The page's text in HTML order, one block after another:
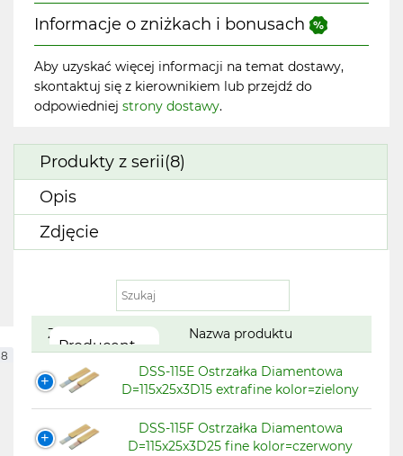
Informacje o zniżkach i bonusach
Aby uzyskać więcej informacji na temat dostawy,
skontaktuj się z kierownikiem lub przejdź do
odpowiedniej strony dostawy.
Produkty z serii(8)
Opis
Zdjęcie
Producent
8
Zdjęcie Nazwa produktu
DSS-115E Ostrzałka Diamentowa
D=115x25x3D15 extrafine kolor=zielony
DSS-115F Ostrzałka Diamentowa
D=115x25x3D25 fine kolor=czerwony